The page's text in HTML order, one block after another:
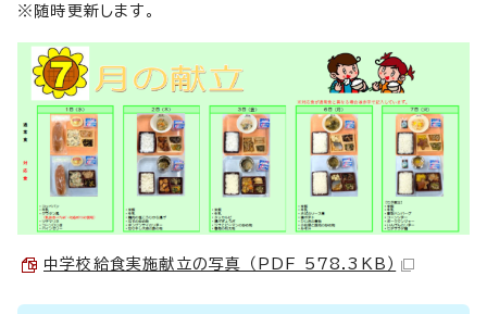
※随時更新します。
中学校給食実施献立の写真 （PDF 578.3KB）